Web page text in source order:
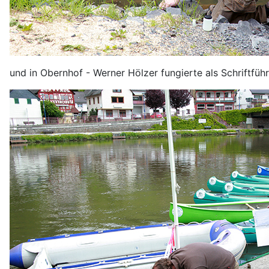
und in Obernhof - Werner Hölzer fungierte als